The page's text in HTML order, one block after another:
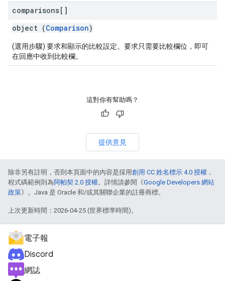
comparisons[]
object (Comparison)
(選用步驟) 要求和顯示的比較設定。要求只需要比較欄位，即可
在回應中收到比較欄。
這對你有幫助嗎？
提供意見
除非另有註明，否則本頁面中的內容是採用創用 CC 姓名標示 4.0 授權 ，
程式碼範例則為阿帕契 2.0 授權。詳情請參閱《Google Developers 網站
政策》。Java 是 Oracle 和/或其關聯企業的註冊商標。
上次更新時間：2026-04-25 (世界標準時間)。
電子報
Discord
網誌